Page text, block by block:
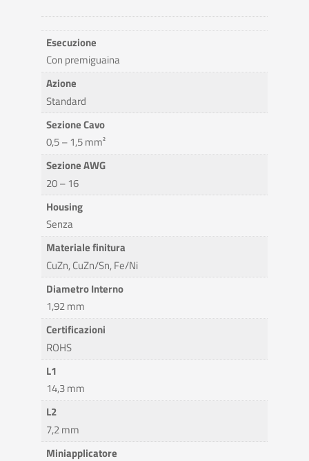
Esecuzione
Con premiguaina
Azione
Standard
Sezione Cavo
0,5 – 1,5 mm²
Sezione AWG
20 – 16
Housing
Senza
Materiale finitura
CuZn, CuZn/Sn, Fe/Ni
Diametro Interno
1,92 mm
Certificazioni
ROHS
L1
14,3 mm
L2
7,2 mm
Miniapplicatore